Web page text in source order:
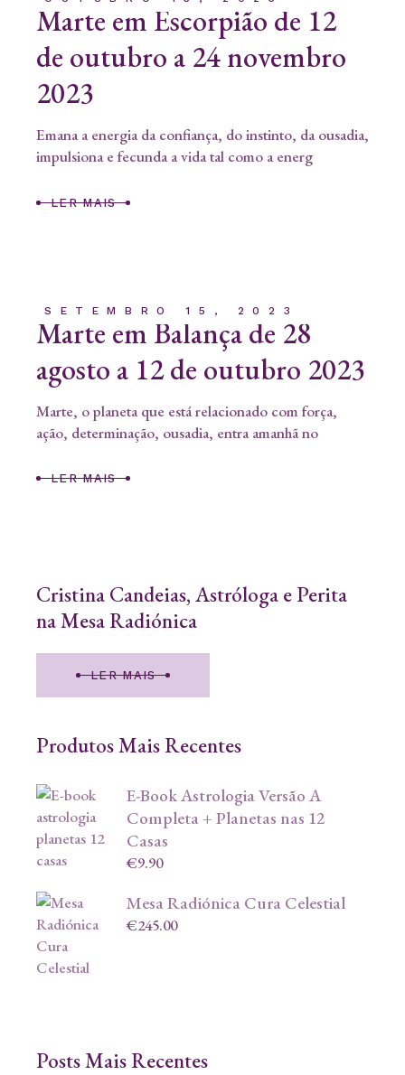
Marte em Escorpião de 12
de outubro a 24 novembro
2023
Emana a energia da confiança, do instinto, da ousadia,
impulsiona e fecunda a vida tal como a energ
LER MAIS
SETEMBRO 15, 2023
Marte em Balança de 28
agosto a 12 de outubro 2023
Marte, o planeta que está relacionado com força,
ação, determinação, ousadia, entra amanhã no
LER MAIS
Cristina Candeias, Astróloga e Perita
na Mesa Radiónica
LER MAIS
Produtos Mais Recentes
E-Book Astrologia Versão A
Completa + Planetas nas 12
Casas
€9.90
Mesa Radiónica Cura Celestial
€245.00
Posts Mais Recentes